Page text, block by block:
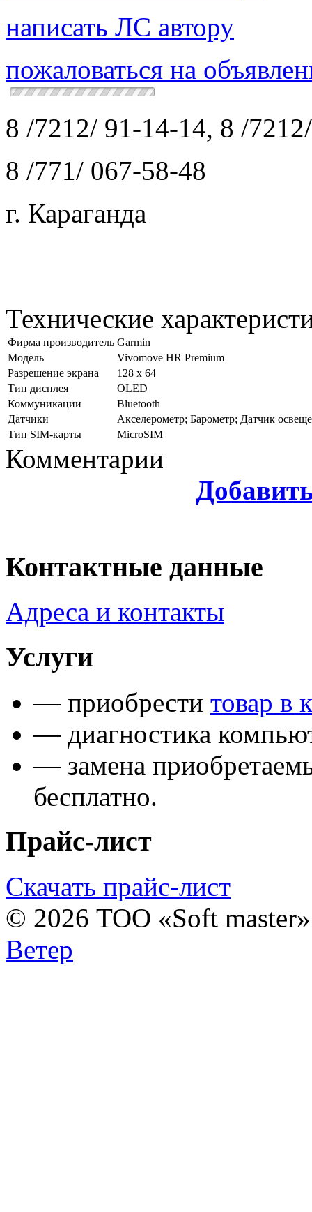
написать ЛС автору
пожаловаться на
8 /7212/ 91-14-14, 8 /
8 /771/ 067-58-48
г. Караганда
Технические
Фирма производитель Garmin
Модель
Vivomove HR Premium
Разрешение экрана
128 x 64
Тип дисплея
OLED
Коммуникации
Bluetooth
Датчики
Акселерометр; Барометр; Датчик
Тип SIM-карты
MicroSIM
Комментарии
Контактные данные
Адреса и контакты
Услуги
— приобрести товар в
— диагностика
— замена
бесплатно.
Прайс-лист
Скачать прайс-лист
© 2026 ТОО «Soft
Ветер